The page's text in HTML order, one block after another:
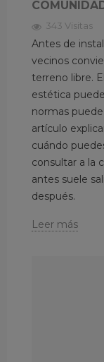
343 Visitas
Antes de
vecinos
terreno libre.
estética
normas
artículo
cuándo
consultar a la
antes suele
después.
Leer más